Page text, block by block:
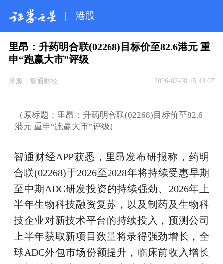
| 港股
里昂：升药明合联(02268)目标价至82.6港元 重
申“跑赢大市”评级
来源： 智通财经 2026-07-08 15:43:07
（原标题：里昂：升药明合联(02268)目标价至82.6
港元 重申“跑赢大市”评级）
智通财经APP获悉，里昂发布研报称，药明
合联(02268)于2026至2028年将持续受惠早期
至中期ADC研发投资的持续强劲、2026年上
半年生物科技融资复苏，以及制药及生物科
技企业对新技术平台的持续投入，预测公司
上半年获取新项目数量将录得强劲增长，全
球ADC外包市场份额提升，临床前收入增长